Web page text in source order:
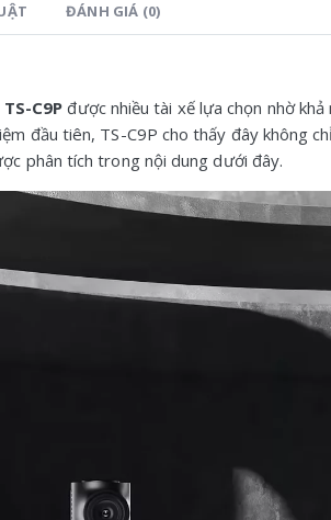
ĐÁNH GIÁ (0)
C9P được nhiều tài xế lựa chọn nhờ
đầu tiên, TS-C9P cho thấy đây không
phân tích trong nội dung dưới đây.